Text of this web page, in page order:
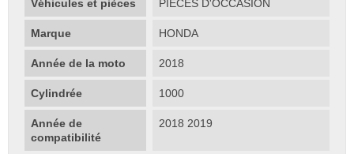
Véhicules et pièces PIÈCES D'OCCASION
Marque HONDA
Année de la moto 2018
Cylindrée 1000
Année de
compatibilité
2018 2019